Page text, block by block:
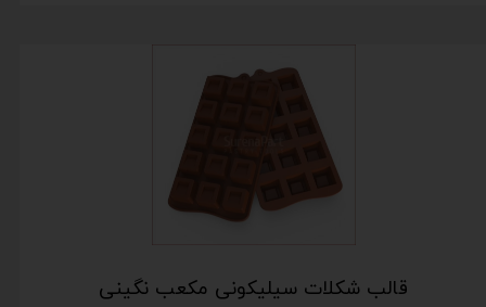
قالب شکلات سیلیکونی مکعب نگینی